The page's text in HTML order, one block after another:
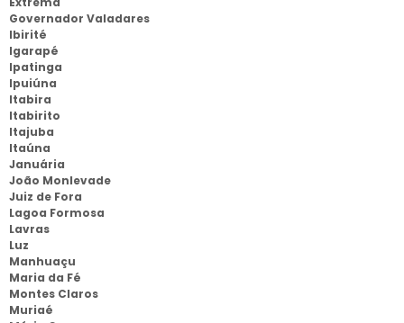
Governador Valadares
Ibirité
Igarapé
Ipatinga
Ipuiúna
Itabira
Itabirito
Itajuba
Itaúna
Januária
João Monlevade
Juiz de Fora
Lagoa Formosa
Lavras
Luz
Manhuaçu
Maria da Fé
Montes Claros
Muriaé